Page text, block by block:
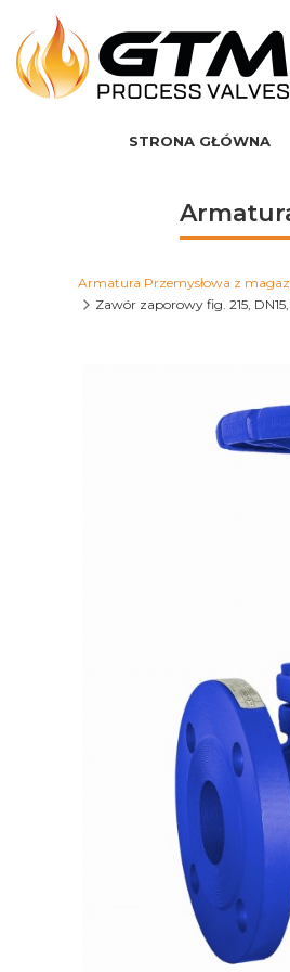
STRONA GŁÓWNA
Armatura Przemysłowa z
Zawór zaporowy fig. 215,